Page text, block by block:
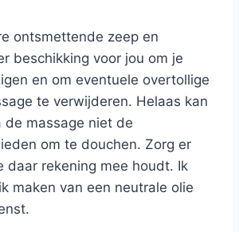
ontsmettende zeep en
beschikking voor jou om je
en om eventuele overtollige
te verwijderen. Helaas kan
de massage niet de
om te douchen. Zorg er
daar rekening mee houdt. Ik
maken van een neutrale olie